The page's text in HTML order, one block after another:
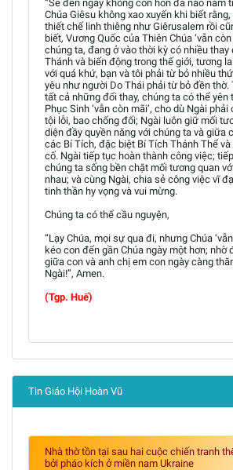
“Sẽ đến ngày không còn hòn đá nào nằm
Chúa Giêsu không xao xuyến khi biết
thiết chế linh thiêng như Giêrusalem rồi
biết, Vương Quốc của Thiên Chúa ‘vẫn còn
chúng ta, đang ở vào thời kỳ có nhiều thay
Thánh và biến động trong thế giới, tương
với quá khứ, bạn và tôi phải từ bỏ nhiều
yêu như người Do Thái phải từ bỏ đền thờ.
tất cả những đổi thay, chúng ta có thể yên
Phục Sinh ‘vẫn còn mãi’, cho dù Ngài
tội lỗi, bao chống đối; Ngài luôn giữ mối
diện đầy quyền năng với chúng ta và giữa
các Bí Tích, đặc biệt Bí Tích Thánh Thể
cố. Ngài tiếp tục hoàn thành công việc;
chúng ta sống bền chặt mối tương quan
nhau; và cùng Ngài, chia sẻ công việc vĩ
tinh thần hy vọng và vui mừng.
Chúng ta có thể cầu nguyện,
“Lạy Chúa, mọi sự qua đi, nhưng Chúa
kéo con đến gần Chúa ngày một hơn; nhờ
giữa con và anh chị em con ngày càng
Ngài!”, Amen.
(Tgp. Huế)
Tin Giáo Hội Hoàn Vũ
Nhà thờ tồn tại sau hai cuộc chiến tranh
bởi pháo kích ở miền nam Ukraine